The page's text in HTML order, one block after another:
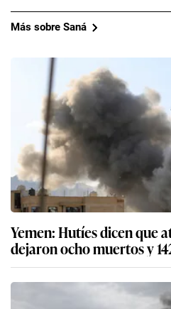
Más sobre Saná
Yemen: Hutíes dicen que
dejaron ocho muertos y